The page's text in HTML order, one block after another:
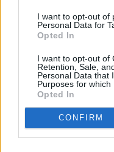
I want to opt-out of
Personal Data for
Opted In
I want to opt-out of
Retention, Sale,
Personal Data that
Purposes for which
Opted In
CONFIRM
Πριν 8 ημέρες
Εργασίες
Βαρβασίου